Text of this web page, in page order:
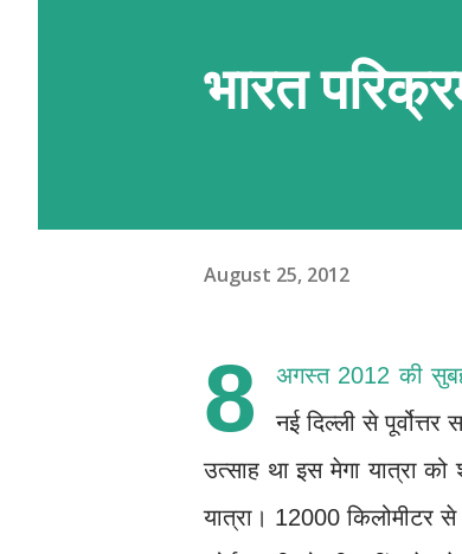
भारत
August 25, 2012
8
अगस्त 2012 की
नई दिल्ली से
उत्साह था इस मेगा यात्रा
यात्रा। 12000 किलोमीटर से